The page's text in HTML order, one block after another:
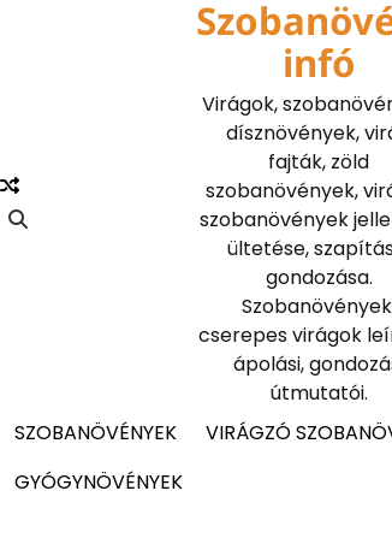
infó
Virágok,
dísznövények,
fajták, zöld
szobanövények,
szobanövények
ültetése,
gondozása.
cserepes virágok
ápolási,
útmutatói.
SZOBANÖVÉNYEK
VIRÁGZÓ
GYÓGYNÖVÉNYEK